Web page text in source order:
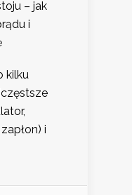
– jak
i
kilku
i